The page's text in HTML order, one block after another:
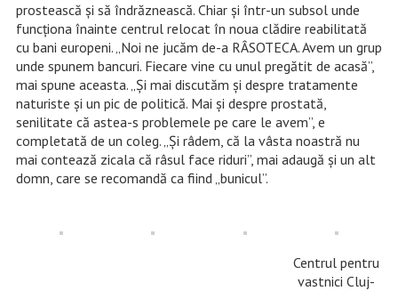
prostească și să îndrăznească. Chiar și într-un subsol unde
funcționa înainte centrul relocat în noua clădire reabilitată
cu bani europeni. „Noi ne jucăm de-a RÂSOTECA. Avem un grup
unde spunem bancuri. Fiecare vine cu unul pregătit de acasă”,
mai spune aceasta. „Și mai discutăm și despre tratamente
naturiste și un pic de politică. Mai și despre prostată,
senilitate că astea-s problemele pe care le avem”, e
completată de un coleg. „Și râdem, că la vâsta noastră nu
mai contează zicala că râsul face riduri”, mai adaugă și un alt
domn, care se recomandă ca fiind „bunicul”.
Centrul pentru
vastnici Cluj-